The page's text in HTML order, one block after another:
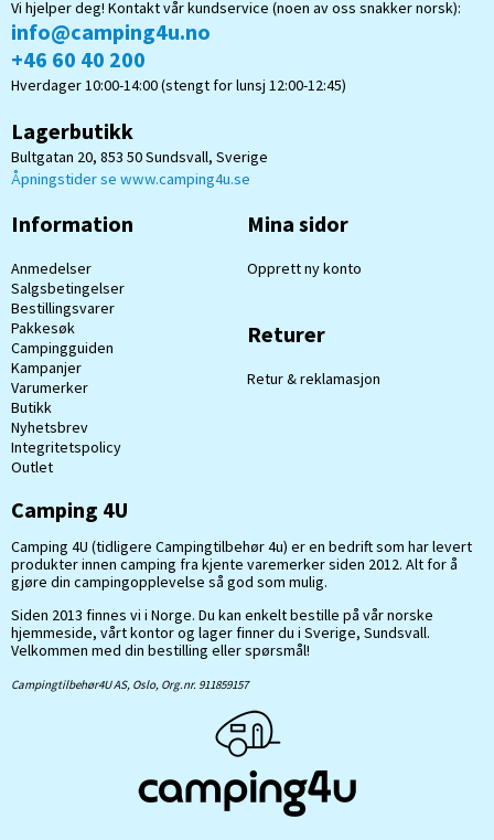
Vi hjelper deg! Kontakt vår kundservice (noen av oss snakker norsk):
info@camping4u.no
+46 60 40 200
Hverdager 10:00-14:00 (stengt for lunsj 12:00-12:45)
Lagerbutikk
Bultgatan 20, 853 50 Sundsvall, Sverige
Åpningstider se www.camping4u.se
Information
Anmedelser
Salgsbetingelser
Bestillingsvarer
Pakkesøk
Campingguiden
Kampanjer
Varumerker
Butikk
Nyhetsbrev
Integritetspolicy
Outlet
Mina sidor
Opprett ny konto
Returer
Retur & reklamasjon
Camping 4U
Camping 4U (tidligere Campingtilbehør 4u) er en bedrift som har levert
produkter innen camping fra kjente varemerker siden 2012. Alt for å
gjøre din campingopplevelse så god som mulig.
Siden 2013 finnes vi i Norge. Du kan enkelt bestille på vår norske
hjemmeside, vårt kontor og lager finner du i Sverige, Sundsvall.
Velkommen med din bestilling eller spørsmål!
Campingtilbehør4U AS, Oslo, Org.nr. 911859157